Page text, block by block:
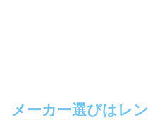
メーカー選びはレ